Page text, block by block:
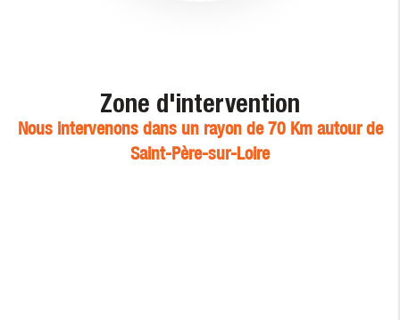
Zone d'intervention
Nous intervenons dans un rayon de 70 Km autour de
Saint-Père-sur-Loire